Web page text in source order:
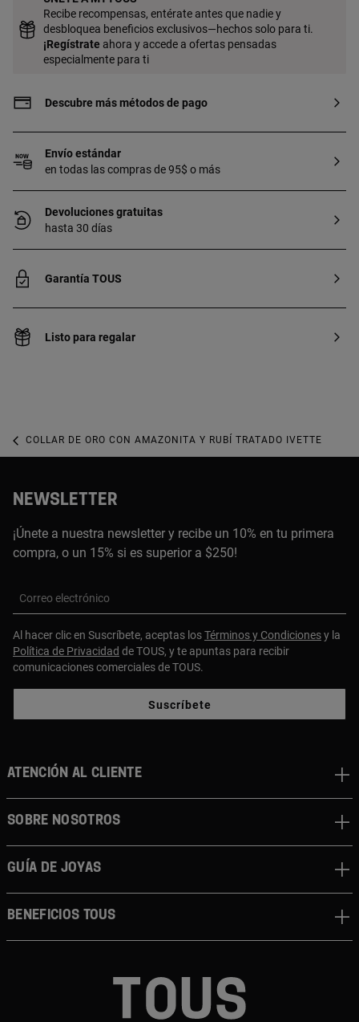
Recibe recompensas, entérate antes que nadie y
desbloquea beneficios exclusivos—hechos solo para ti.
¡Regístrate ahora y accede a ofertas pensadas
especialmente para ti
Descubre más métodos de pago
Envío estándar
en todas las compras de 95$ o más
Devoluciones gratuitas
hasta 30 días
Garantía TOUS
Listo para regalar
COLLAR DE ORO CON AMAZONITA Y RUBÍ TRATADO IVETTE
NEWSLETTER
¡Únete a nuestra newsletter y recibe un 10% en tu primera
compra, o un 15% si es superior a $250!
Correo electrónico
Al hacer clic en Suscríbete, aceptas losTérminos y Condicionesy la
Política de Privacidad de TOUS, y te apuntas para recibir
comunicaciones comerciales de TOUS.
Suscríbete
ATENCIÓN AL CLIENTE
SOBRE NOSOTROS
GUÍA DE JOYAS
BENEFICIOS TOUS